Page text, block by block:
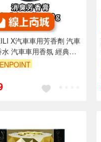
X汽車車用芳香劑 汽車
汽車車用香氛 經典梔
13